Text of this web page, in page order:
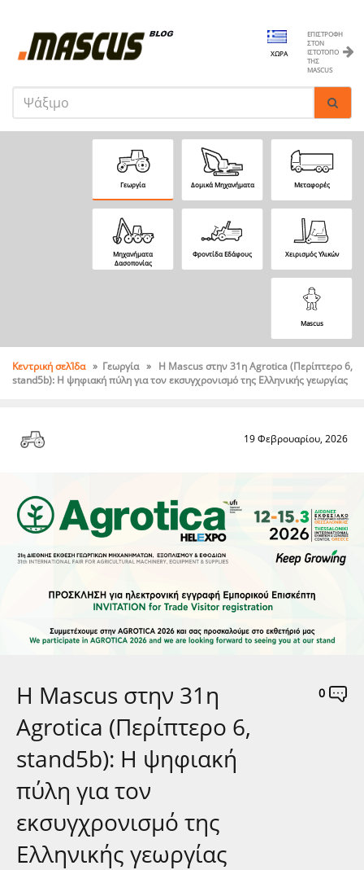
ΕΠΙΣΤΡΟΦΉ
ΣΤΟΝ
ΙΣΤΌΤΟΠΟ
ΤΗΣ
MASCUS
ΧΏΡΑ
Γεωργία Δομικά Μηχανήματα Μεταφορές
Μηχανήματα
Δασοπονίας
Φροντίδα Εδάφους Χειρισμός Υλικών
Mascus
Κεντρική σελΊδα » Γεωργία » Η Mascus στην 31η Agrotica (Περίπτερο 6,
stand5b): Η ψηφιακή πύλη για τον εκσυγχρονισμό της Eλληνικής γεωργίας
19 Φεβρουαρίου, 2026
Η Mascus στην 31η
Agrotica (Περίπτερο 6,
stand5b): Η ψηφιακή
πύλη για τον
εκσυγχρονισμό της
Eλληνικής γεωργίας
0